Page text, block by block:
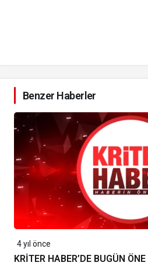
Benzer Haberler
4 yıl önce
KRİTER HABER’DE BUGÜN